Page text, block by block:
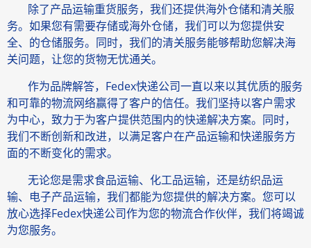
除了产品运输重货服务，我们还提供海外仓储和清关服
务。如果您有需要存储或海外仓储，我们可以为您提供安
全、的仓储服务。同时，我们的清关服务能够帮助您解决海
关问题，让您的货物无忧通关。
作为品牌解答，Fedex快递公司一直以来以其优质的服务
和可靠的物流网络赢得了客户的信任。我们坚持以客户需求
为中心，致力于为客户提供范围内的快递解决方案。同时，
我们不断创新和改进，以满足客户在产品运输和快递服务方
面的不断变化的需求。
无论您是需求食品运输、化工品运输，还是纺织品运
输、电子产品运输，我们都能为您提供的解决方案。您可以
放心选择Fedex快递公司作为您的物流合作伙伴，我们将竭诚
为您服务。